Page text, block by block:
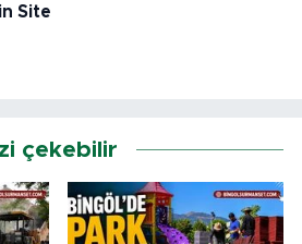
Site
çekebilir